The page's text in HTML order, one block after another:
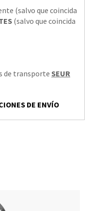
(salvo que coincida
(salvo que coincida
de transporte SEUR
DE ENVÍO